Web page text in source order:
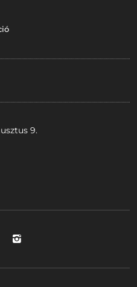
9.